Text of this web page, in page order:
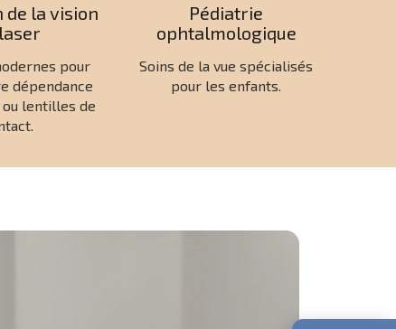
de la vision
pour
dépendance
lentilles de
Pédiatrie
ophtalmologique
Soins de la vue spécialisés
pour les enfants.